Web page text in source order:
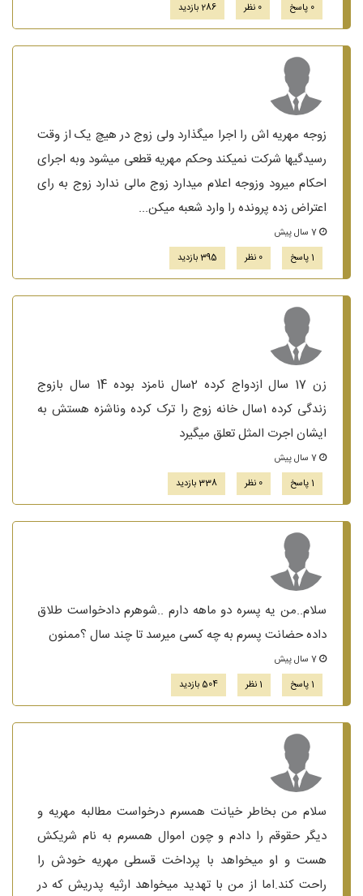
0 پاسخ
0 نظر 286 بازدید
زوجه مهریه اش را اجرا میگذارد ولی زوج در هیچ یک از وقت
رسیدگیها شرکت نمیکند وحکم مهریه قطعی میشود وبه اجرای
احکام میرود وزوجه اعلام میدارد زوج مالی ندارد زوج به رای
اعتراض زده پرونده را وارد شعبه میکن...
1 پاسخ
0 نظر 395 بازدید
زن 17 سال ازدواج کرده 2سال نامزد بوده 14 سال بازوج
زندگی کرده 1سال خانه زوج را ترک کرده وناشزه هستش به
ایشان اجرت المثل تعلق میگیرد
1 پاسخ
0 نظر 338 بازدید
سلام..من یه پسره دو ماهه دارم ..شوهرم دادخواست طلاق
داده حضانت پسرم به چه کسی میرسد تا چند سال ؟ممنون
1 پاسخ
1 نظر 504 بازدید
سلام من بخاطر خیانت همسرم درخواست مطالبه مهریه و
دیگر حقوقم را دادم و چون اموال همسرم به نام شریکش
هست و او میخواهد با پرداخت قسطی مهریه خودش را
راحت کند.اما از من با تهدید میخواهد ارثیه پدریش که در